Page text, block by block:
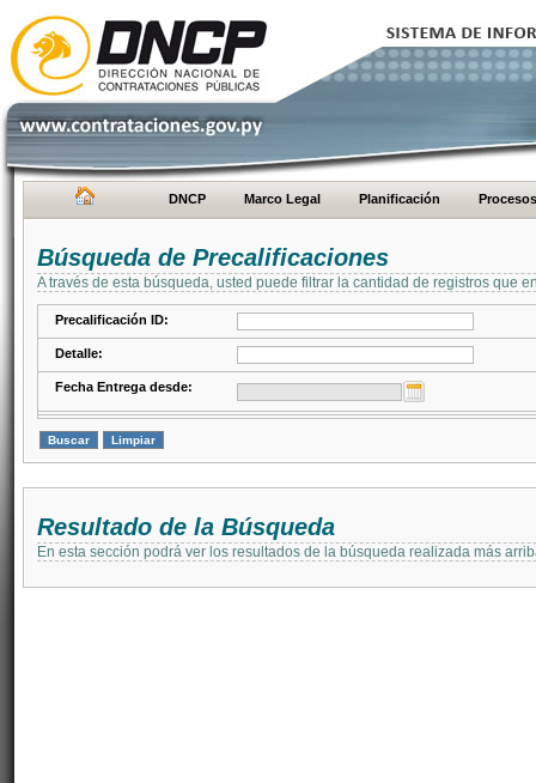
DNCP Marco Legal Planificación Procesos
Búsqueda de Precalificaciones
A través de esta búsqueda, usted puede filtrar la cantidad de registros que
Precalificación ID:
Detalle:
Fecha Entrega desde:
Resultado de la Búsqueda
En esta sección podrá ver los resultados de la búsqueda realizada más